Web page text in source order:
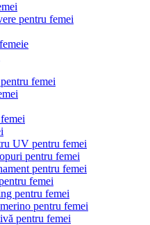
pentru femei
femei
UV pentru femei
pentru femei
pentru femei
femei
pentru femei
pentru femei
pentru femei